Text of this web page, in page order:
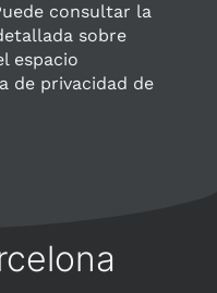
consultar la
sobre
espacio
de privacidad de